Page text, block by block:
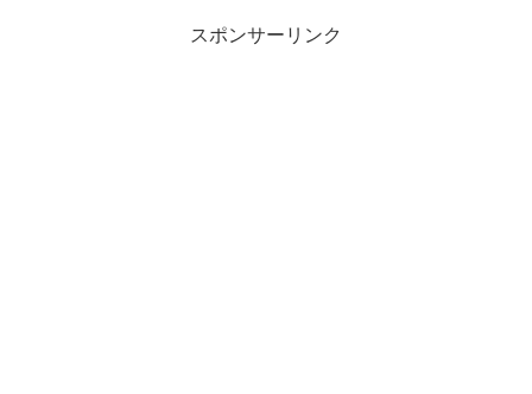
スポンサーリンク